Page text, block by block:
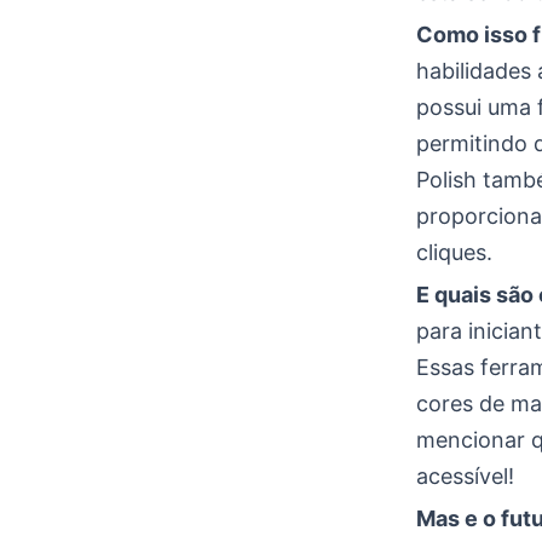
Como isso
habilidades
possui
permitindo
Polish
cliques.
E quais
para
Essas
cores de
mencionar
acessível!
Mas e o